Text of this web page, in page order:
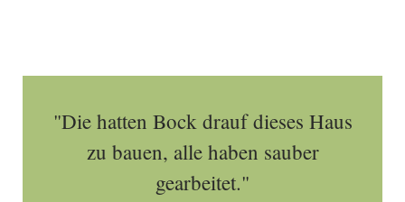
"Die hatten Bock drauf dieses Haus
zu bauen, alle haben sauber
gearbeitet."